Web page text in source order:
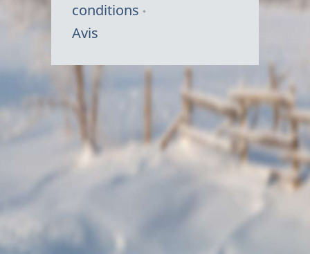
conditions
Avis
Symbole
Canada